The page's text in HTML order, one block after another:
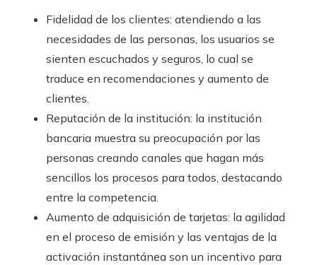
Fidelidad de los clientes: atendiendo a las
necesidades de las personas, los usuarios se
sienten escuchados y seguros, lo cual se
traduce en recomendaciones y aumento de
clientes.
Reputación de la institución: la institución
bancaria muestra su preocupación por las
personas creando canales que hagan más
sencillos los procesos para todos, destacando
entre la competencia.
Aumento de adquisición de tarjetas: la agilidad
en el proceso de emisión y las ventajas de la
activación instantánea son un incentivo para